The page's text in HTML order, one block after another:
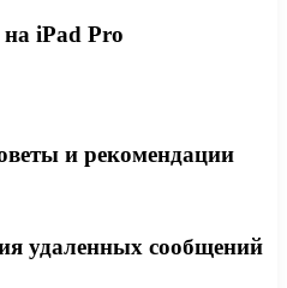
iPad Pro
и рекомендации
удаленных сообщений